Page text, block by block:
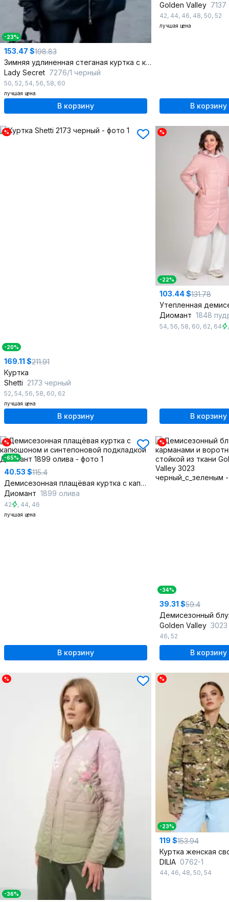
-23%
153.47 $198.83
Зимняя удлиненная стеганая куртка с капюшоном и утеплителем
Lady Secret 7276/1 черный
50, 52, 54, 56, 58, 60
лучшая цена
В корзину
Golden Valley
42, 44, 46, 48, 50, 52
лучшая цена
В корзину
%
-20%
169.11 $211.91
Куртка
Shetti 2173 черный
52, 54, 56, 58, 60, 62
лучшая цена
В корзину
%
-22%
103.44 $131.78
Диомант 1848
54, 56, 58, 60, 62, 64
В корзину
%
-65%
40.53 $115.4
Демисезонная плащёвая куртка с капюшоном и синтепоновой подкладкой
Диомант 1899 олива
42 , 44, 46
лучшая цена
В корзину
%
-34%
39.31 $59.4
Golden Valley 3023
46, 52
В корзину
%
-36%
%
-23%
119 $153.94
DILIA 0762-1
44, 46, 48, 50, 54